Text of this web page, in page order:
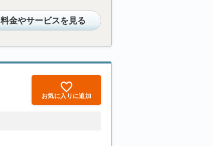
料金やサービスを見る
お気に入りに追加